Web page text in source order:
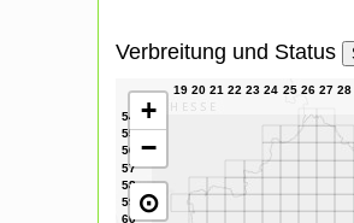
Verbreitung und Status
+
−
⊙